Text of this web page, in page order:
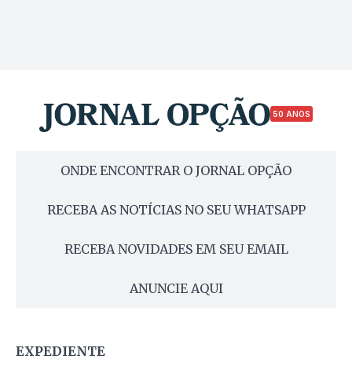
50 ANOS
ONDE ENCONTRAR O JORNAL OPÇÃO
RECEBA AS NOTÍCIAS NO SEU WHATSAPP
RECEBA NOVIDADES EM SEU EMAIL
ANUNCIE AQUI
EXPEDIENTE